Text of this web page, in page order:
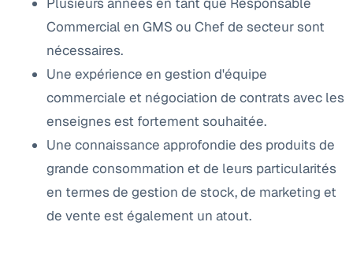
Commercial en GMS ou Chef de secteur sont
nécessaires.
Une expérience en gestion d'équipe
commerciale et négociation de contrats avec les
enseignes est fortement souhaitée.
Une connaissance approfondie des produits de
grande consommation et de leurs particularités
en termes de gestion de stock, de marketing et
de vente est également un atout.